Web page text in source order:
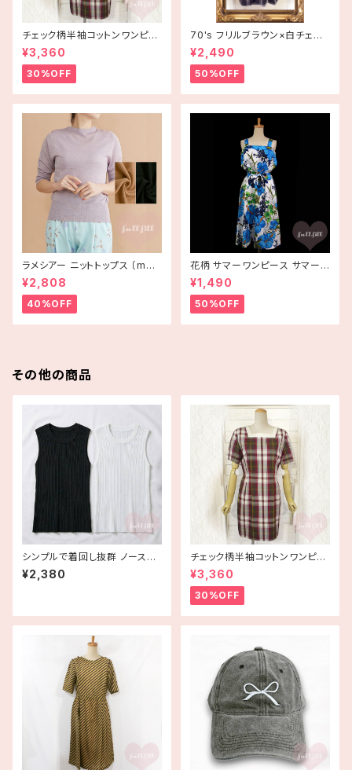
チェック柄半袖コットンワンピー
ス 古着
¥3,360
30%OFF
70's フリルブラウン×白チェッ
ク半袖ワンピース【アメリカ古
着】
¥2,490
50%OFF
ラメシアー ニットトップス 〔merl
ot plus〕
¥2,808
40%OFF
花柄 サマーワンピース サマード
レス ハイビスカス ブルー USA
古着 HAWAII
¥1,490
50%OFF
その他の商品
シンプルで着回し抜群 ノースリ
ーブリブニットトップス 黒白
¥2,380
チェック柄半袖コットンワンピー
ス 古着
¥3,360
30%OFF